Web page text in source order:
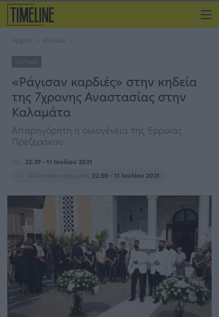
Αρχική Ελλάδα
ΕΛΛΆΔΑ
«Ράγισαν καρδιές» στην κηδεία
της 7χρονης Αναστασίας στην
Καλαμάτα
Απαρηγόρητη η οικογένεια της Έρρικας
Πρεζεράκου
Στις 22:29 - 11 Ιουλίου 2021
Τελευταία ενημέρωση
22:30 - 11 Ιουλίου 2021